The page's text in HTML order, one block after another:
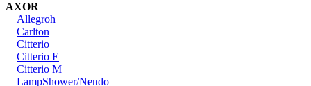
AXOR
Allegroh
Carlton
Citterio
Citterio E
Citterio M
LampShower/Nendo